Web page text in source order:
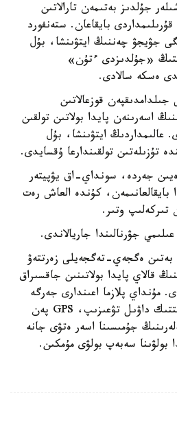
جۇلدىز بەتىمەن تارالاتىن
بايقاعان. ستەنفورد
جۋيجۋ چەننىڭ ايتۋىنشا، بۇل
«جۇلدىزدى ءتۇن»
ەسكە سالادى.
جىلدامدىقپەن قوزعالاتىن
اسەرىنەن پايدا بولاتىن تولقىن
عالىمداردىڭ ايتۋىنشا، بۇل
تۇزىلەتىن تولقىندارعا ۇقسايدى.
جەردە، سونداي-اق يۋپيتەر
بايقالعانىمەن، كۇندە العاش رەت
تىركەلىپ وتىر.
بەتىن ەگجەي-تەگجەيلى زەرتتەۋ
قالاي پايدا بولاتىنىن جاقسىراق
مۇنداي پلازما اعىندارى جەرگە
جەتكەن جاعدايدا گەوماگنيتتىك داۋىل تۋعىزىپ، GPS پەن
جۇمىسىنا اسەر ەتۋى جانە
بولۋىنا سەبەپ بولۋى مۇمكىن.